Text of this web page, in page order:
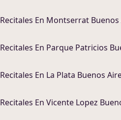
Recitales En Montserrat Buenos
Recitales En Parque Patricios
Recitales En La Plata Buenos
Recitales En Vicente Lopez